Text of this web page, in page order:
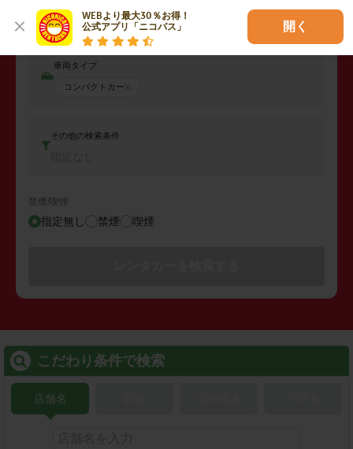
WEBより最大30％お得！
公式アプリ「ニコパス」
開く
2026年08月08日 (土) 06:00
車両タイプ
コンパクトカー
その他の検索条件
禁煙/喫煙
指定無し 禁煙 喫煙
こだわり条件で検索
店舗名